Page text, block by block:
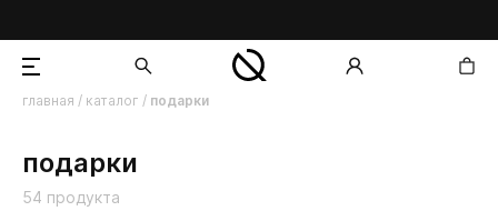
главная / каталог / подарки
подарки
54 продукта